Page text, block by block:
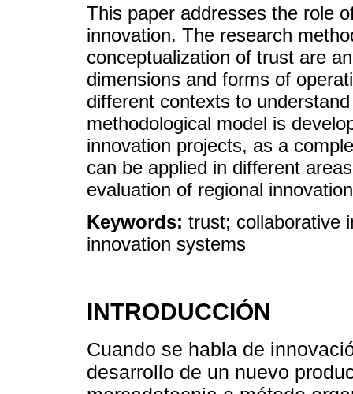
This paper addresses the role
innovation. The research
conceptualization of trust are
dimensions and forms of
different contexts to
methodological model is
innovation projects, as a
can be applied in different
evaluation of regional
Keywords: trust; collaborative
innovation systems
INTRODUCCIÓN
Cuando se habla de
desarrollo de un nuevo